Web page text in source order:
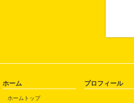
ホーム
ホームトップ
プロフィール